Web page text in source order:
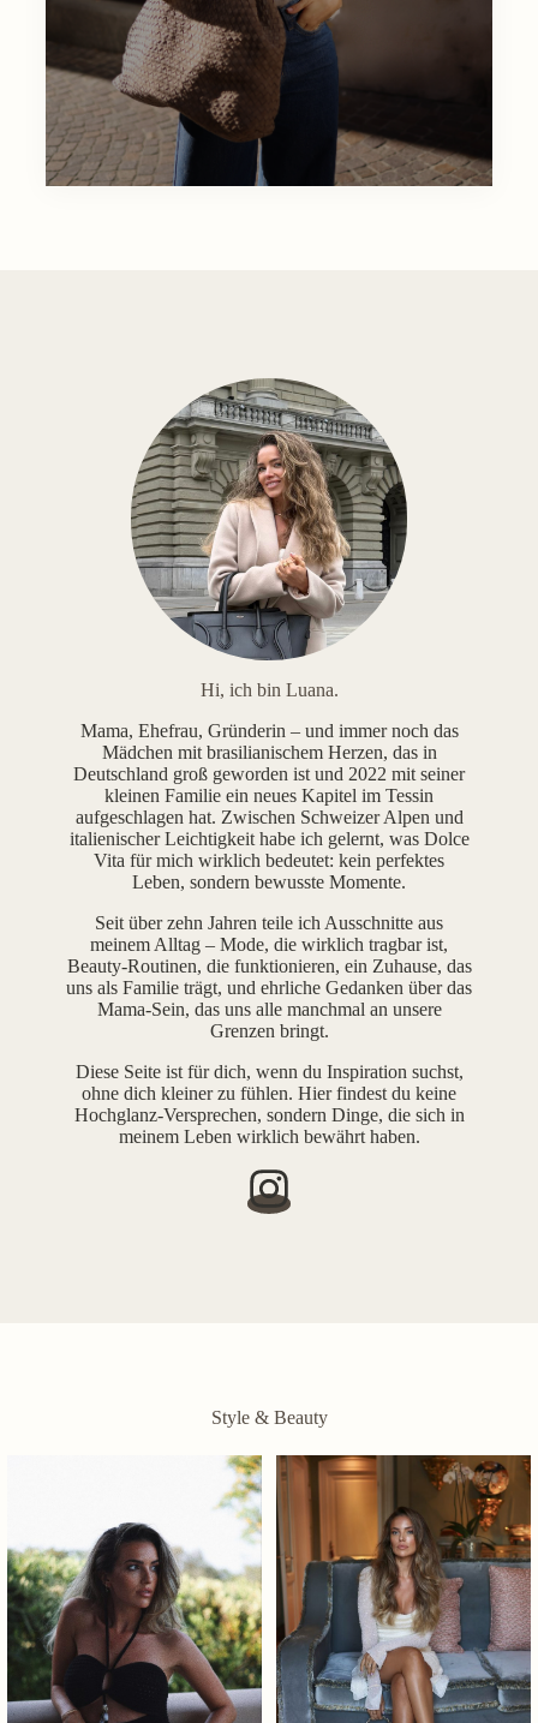
Hi, ich bin Luana.
Mama, Ehefrau, Gründerin – und immer noch das
Mädchen mit brasilianischem Herzen, das in
Deutschland groß geworden ist und 2022 mit seiner
kleinen Familie ein neues Kapitel im Tessin
aufgeschlagen hat. Zwischen Schweizer Alpen und
italienischer Leichtigkeit habe ich gelernt, was Dolce
Vita für mich wirklich bedeutet: kein perfektes
Leben, sondern bewusste Momente.
Seit über zehn Jahren teile ich Ausschnitte aus
meinem Alltag – Mode, die wirklich tragbar ist,
Beauty-Routinen, die funktionieren, ein Zuhause, das
uns als Familie trägt, und ehrliche Gedanken über das
Mama-Sein, das uns alle manchmal an unsere
Grenzen bringt.
Diese Seite ist für dich, wenn du Inspiration suchst,
ohne dich kleiner zu fühlen. Hier findest du keine
Hochglanz-Versprechen, sondern Dinge, die sich in
meinem Leben wirklich bewährt haben.
Style & Beauty